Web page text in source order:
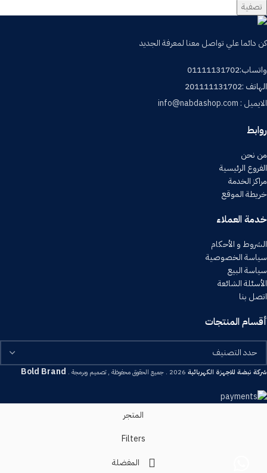
تصفية
كن دائما علي تواصل معنا لمعرفة الجديد
واتساب:01111131702
الهاتف :201111131702
الايميل : info@nabdashop.com
روابط
من نحن
الفروع الرئيسية
مراكز الخدمة
خريطة الموقع
خدمة العملاء
الشروط و الأحكام
سياسة الخصوصية
سياسة البيع
الأسئلة الشائعة
اتصل بنا
أقسام المنتجات
شركة نبضة للاجهزة الكهربائية 2026 . جميع الحقوق محفوظة , تصميم وبرمجة . Bold Brand
المتجر
Filters
المفضلة